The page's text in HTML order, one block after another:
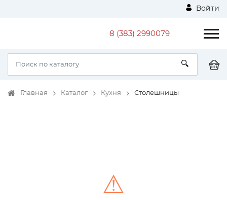
Войти
8 (383) 2990079
Главная Каталог Кухня Столешницы
⚠